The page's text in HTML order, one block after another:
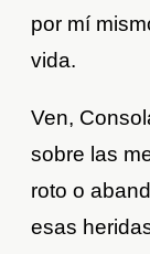
por mí
vida.
Ven,
sobre las
roto o
esas